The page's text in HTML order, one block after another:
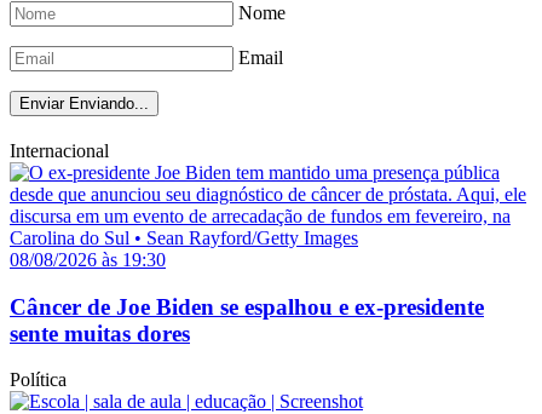
Nome
Email
Enviar Enviando...
Internacional
08/08/2026 às 19:30
Câncer de Joe Biden se espalhou e ex-presidente
sente muitas dores
Política